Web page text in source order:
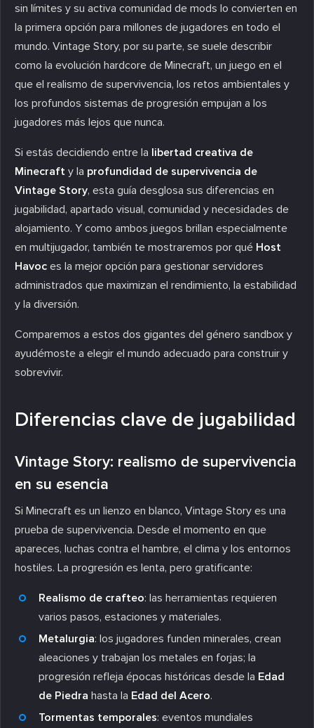
sin límites y su activa comunidad de mods lo convierten en
la primera opción para millones de jugadores en todo el
mundo. Vintage Story, por su parte, se suele describir
como la evolución hardcore de Minecraft, un juego en el
que el realismo de supervivencia, los retos ambientales y
los profundos sistemas de progresión empujan a los
jugadores más lejos que nunca.
Si estás decidiendo entre la libertad creativa de
Minecraft y la profundidad de supervivencia de
Vintage Story, esta guía desglosa sus diferencias en
jugabilidad, apartado visual, comunidad y necesidades de
alojamiento. Y como ambos juegos brillan especialmente
en multijugador, también te mostraremos por qué Host
Havoc es la mejor opción para gestionar servidores
administrados que maximizan el rendimiento, la estabilidad
y la diversión.
Comparemos a estos dos gigantes del género sandbox y
ayudémoste a elegir el mundo adecuado para construir y
sobrevivir.
Diferencias clave de jugabilidad
Vintage Story: realismo de supervivencia
en su esencia
Si Minecraft es un lienzo en blanco, Vintage Story es una
prueba de supervivencia. Desde el momento en que
apareces, luchas contra el hambre, el clima y los entornos
hostiles. La progresión es lenta, pero gratificante:
Realismo de crafteo: las herramientas requieren
varios pasos, estaciones y materiales.
Metalurgia: los jugadores funden minerales, crean
aleaciones y trabajan los metales en forjas; la
progresión refleja épocas históricas desde la Edad
de Piedra hasta la Edad del Acero.
Tormentas temporales: eventos mundiales